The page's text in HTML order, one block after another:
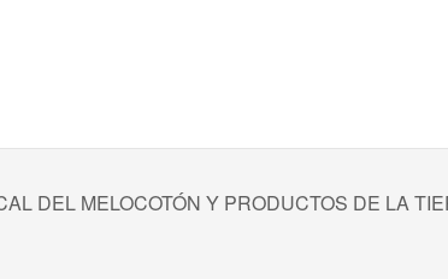
DEL MELOCOTÓN Y PRODUCTOS DE LA